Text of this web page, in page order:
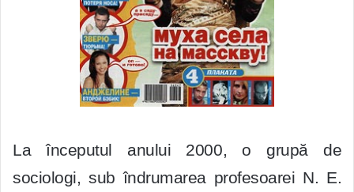
La începutul anului 2000, o grupă de
sociologi, sub îndrumarea profesoarei N. E.